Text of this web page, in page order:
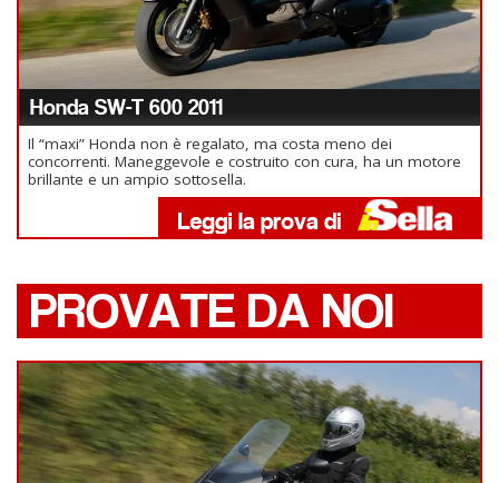
Honda SW-T 600 2011
Il “maxi” Honda non è regalato, ma costa meno dei
concorrenti. Maneggevole e costruito con cura, ha un motore
brillante e un ampio sottosella.
PROVATE DA NOI